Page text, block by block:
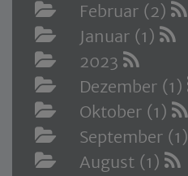
Februar (2)
Januar (1)
2023
Dezember (1)
Oktober (1)
September (1)
August (1)